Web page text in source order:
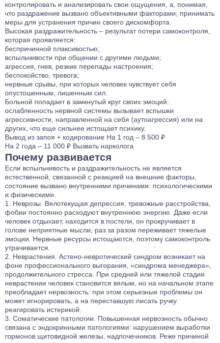
контролировать и анализировать свои ощущения, а, понимая,
что раздражение вызвано объективными факторами, принимать
меры для устранения причин своего дискомфорта.
Высокая раздражительность – результат потери самоконтроля,
которая проявляется:
беспричинной плаксивостью;
вспыльчивости при общении с другими людьми;
агрессия, гнев, резкие перепады настроения;
беспокойство, тревога;
нервные срывы, при которых человек чувствует себя
опустошенным, лишенным сил.
Больной попадает в замкнутый круг своих эмоций:
ослабленность нервной системы вызывает вспышки
агрессивности, направленной на себя (аутоагрессия) или на
других, что еще сильнее истощает психику.
Вывод из запоя + кодирование На 1 год – 8 500 ₽
На 2 года – 11 000 ₽ Вызвать нарколога
Почему развивается
Если вспыльчивость и раздражительность не является
естественной, связанной с реакцией на внешние факторы,
состояние вызвано внутренними причинами: психологическими
и физическими.
Неврозы. Вялотекущая депрессия, тревожные расстройства,
фобии постоянно расходуют внутреннюю энергию. Даже если
человек отдыхает, находится в постели, он прокручивает в
голове неприятные мысли, раз за разом переживает тяжелые
эмоции. Нервные ресурсы истощаются, поэтому самоконтроль
утрачивается.
Неврастения. Астено-невротический синдром возникает на
фоне профессионального выгорания, «синдрома менеджера»,
продолжительного стресса. При средней или тяжелой стадии
неврастении человек становится вялым, но на начальном этапе
преобладает нервозность: при этом серьезные проблемы он
может игнорировать, а на переставшую писать ручку
реагировать истерикой.
Соматические патологии. Повышенная нервозность обычно
связана с эндокринными патологиями: нарушением выработки
гормонов щитовидной железы, надпочечников. Реже причиной